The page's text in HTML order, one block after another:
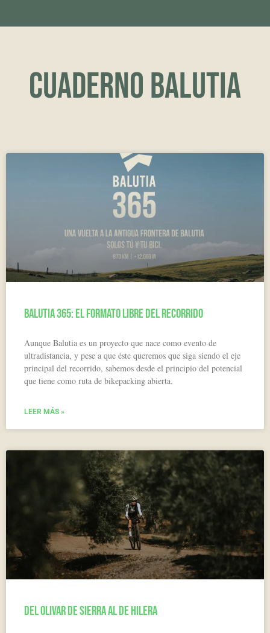
Cuaderno Balutia
Balutia 365: El formato libre del recorrido
Aunque Balutia es un proyecto que nace como evento de
ultradistancia, y pese a que éste queremos que siga siendo el eje
principal del recorrido, sabemos desde el principio del potencial
que tiene como ruta de bikepacking abierta.
LEER MÁS »
Del olivar de sierra al de hilera